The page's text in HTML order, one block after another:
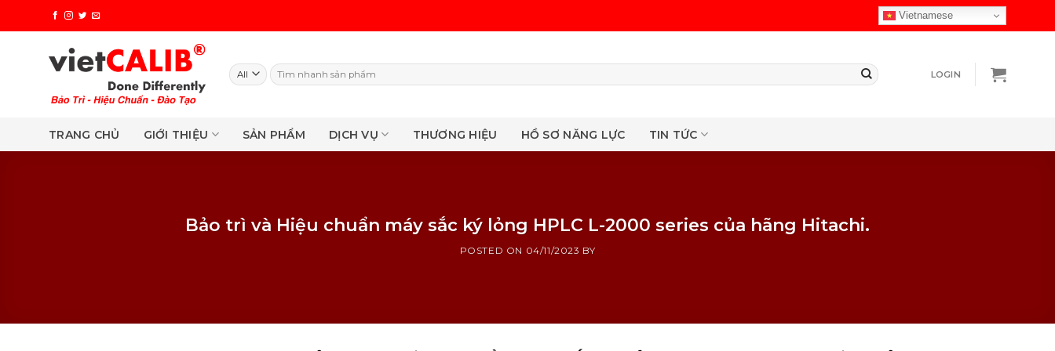
content
Vietnamese
Search
for:
LOGIN
TRANG CHỦ GIỚI THIỆU SẢN PHẨM DỊCH VỤ THƯƠNG HIỆU HỒ SƠ NĂNG LỰC TIN TỨC
Bảo trì và Hiệu chuẩn máy sắc ký lỏng HPLC L-2000 series của hãng Hitachi.
POSTED ON 04/11/2023 BY